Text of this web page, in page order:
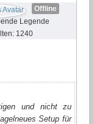
Offline
1240
und nicht zu
Setup für